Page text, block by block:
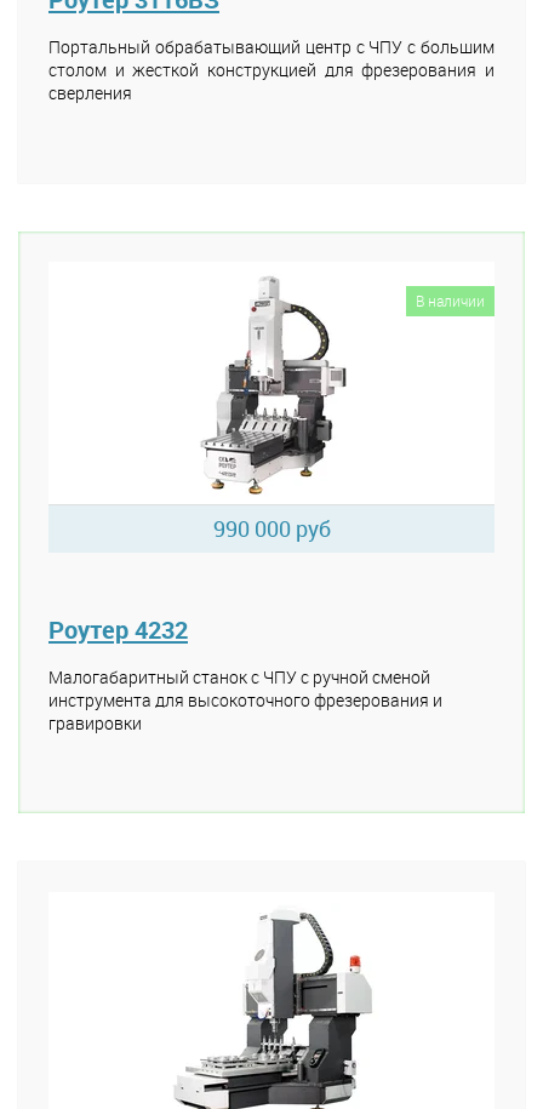
Портальный обрабатывающий центр с ЧПУ с большим
столом и жесткой конструкцией для фрезерования и
сверления
В наличии
990 000 руб
Роутер 4232
Малогабаритный станок с ЧПУ с ручной сменой
инструмента для высокоточного фрезерования и
гравировки